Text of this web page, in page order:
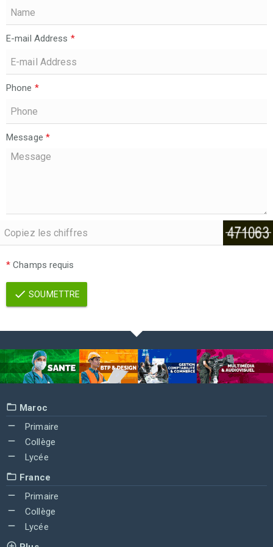
E-mail Address *
Phone *
Message *
* Champs requis
SOUMETTRE
Maroc
Primaire
Collège
Lycée
France
Primaire
Collège
Lycée